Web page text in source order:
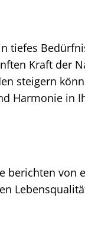
tiefes
Kraft der
steigern
Harmonie in
berichten von